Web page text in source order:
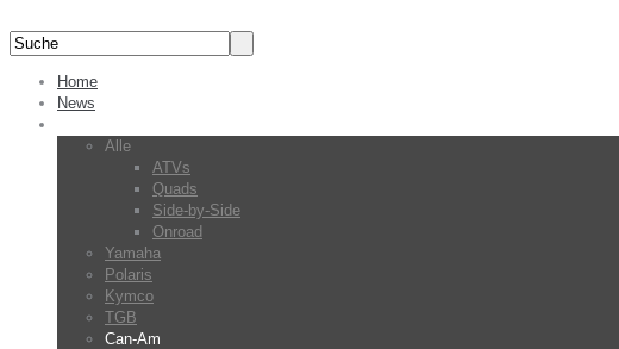
Home
News
Alle
ATVs
Quads
Side-by-Side
Onroad
Yamaha
Polaris
Kymco
TGB
Can-Am